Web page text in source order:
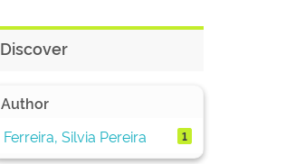
Discover
Author
Ferreira, Silvia Pereira
1